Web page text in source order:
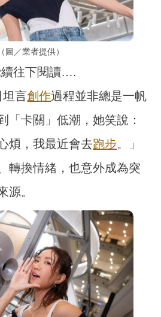
／業者提供）
往下閱讀….
坦言創作過程並非總是一帆
「卡關」低潮，她笑說：
煩，我最近會去跑步。」
轉換情緒，也意外成為突
源。